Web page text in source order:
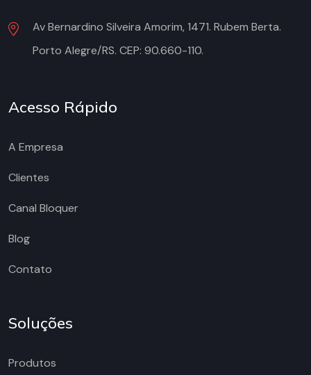
Av Bernardino Silveira Amorim, 1471. Rubem Berta.
Porto Alegre/RS. CEP: 90.660-110.
Acesso Rápido
A Empresa
Clientes
Canal Bloquer
Blog
Contato
Soluções
Produtos